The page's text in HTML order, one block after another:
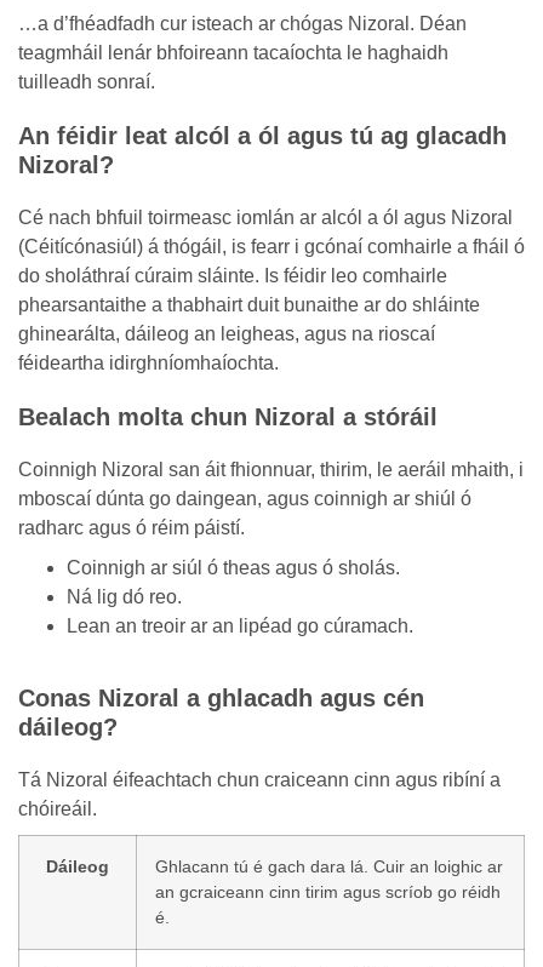
…a d’fhéadfadh cur isteach ar chógas Nizoral. Déan
teagmháil lenár bhfoireann tacaíochta le haghaidh
tuilleadh sonraí.
An féidir leat alcól a ól agus tú ag glacadh
Nizoral?
Cé nach bhfuil toirmeasc iomlán ar alcól a ól agus Nizoral
(Céitícónasiúl) á thógáil, is fearr i gcónaí comhairle a fháil ó
do sholáthraí cúraim sláinte. Is féidir leo comhairle
phearsantaithe a thabhairt duit bunaithe ar do shláinte
ghinearálta, dáileog an leigheas, agus na rioscaí
féideartha idirghníomhaíochta.
Bealach molta chun Nizoral a stóráil
Coinnigh Nizoral san áit fhionnuar, thirim, le aeráil mhaith, i
mboscaí dúnta go daingean, agus coinnigh ar shiúl ó
radharc agus ó réim páistí.
Coinnigh ar siúl ó theas agus ó sholás.
Ná lig dó reo.
Lean an treoir ar an lipéad go cúramach.
Conas Nizoral a ghlacadh agus cén
dáileog?
Tá Nizoral éifeachtach chun craiceann cinn agus ribíní a
chóireáil.
Dáileog
Ghlacann tú é gach dara lá. Cuir an loighic ar
an gcraiceann cinn tirim agus scríob go réidh
é.